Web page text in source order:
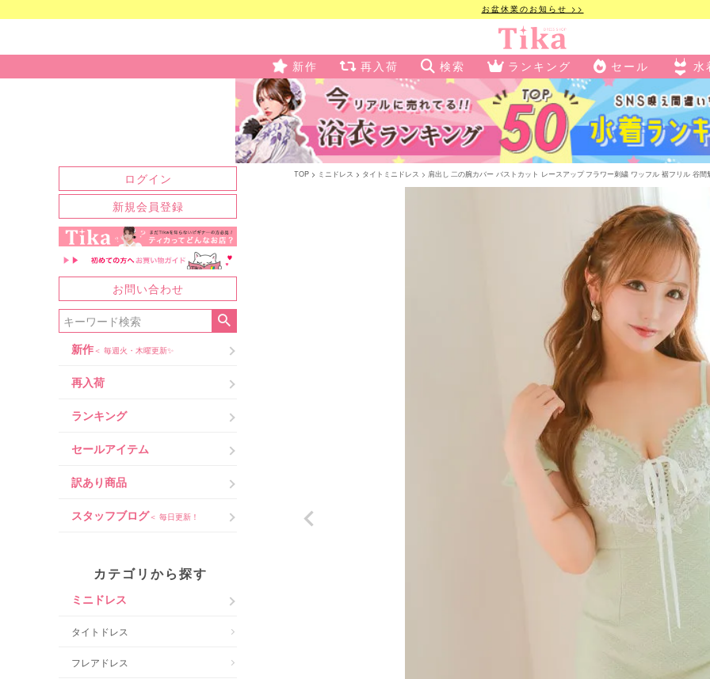
お盆休業のお知らせ >>
新作 再入荷 検索 ランキング セール 水
ログイン
新規会員登録
お問い合わせ
新作＜ 毎週火・木曜更新✨
再入荷
ランキング
セールアイテム
訳あり商品
スタッフブログ＜ 毎日更新！
カテゴリから探す
ミニドレス
タイトドレス
フレアドレス
TOP ミニドレス タイトミニドレス 肩出し 二の腕カバー バストカット レースアップ フラワー刺繍 ワッフル 裾フリル 谷